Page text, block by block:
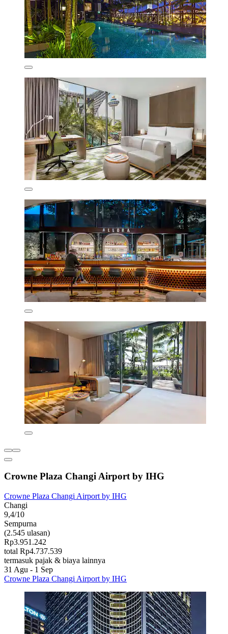
Crowne Plaza Changi Airport by IHG
Crowne Plaza Changi Airport by IHG
Changi
9,4/10
Sempurna
(2.545 ulasan)
Rp3.951.242
total Rp4.737.539
termasuk pajak & biaya lainnya
31 Agu - 1 Sep
Crowne Plaza Changi Airport by IHG